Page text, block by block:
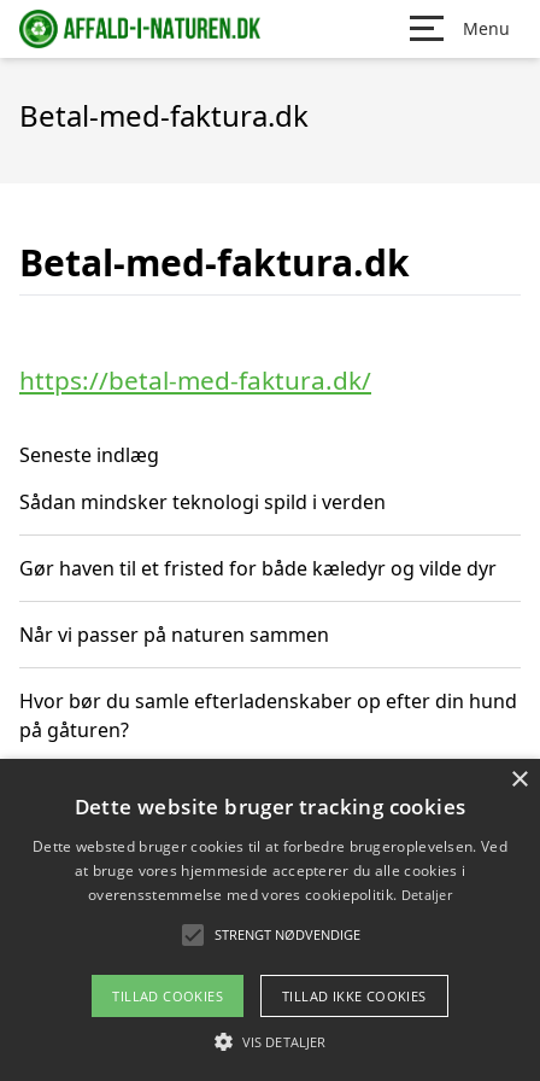
Menu
Betal-med-faktura.dk
Betal-med-faktura.dk
https://betal-med-faktura.dk/
Seneste indlæg
Sådan mindsker teknologi spild i verden
Gør haven til et fristed for både kæledyr og vilde dyr
Når vi passer på naturen sammen
Hvor bør du samle efterladenskaber op efter din hund
på gåturen?
Sådan rydder du effektivt op efter et stort event
Copyright 2026 - Pilanto Aps
Om / kontakt
Blog Betingelser
×
Dette website bruger tracking cookies
Dette websted bruger cookies til at forbedre brugeroplevelsen. Ved
at bruge vores hjemmeside accepterer du alle cookies i
overensstemmelse med vores cookiepolitik. Detaljer
STRENGT NØDVENDIGE
TILLAD COOKIES TILLAD IKKE COOKIES
VIS DETALJER